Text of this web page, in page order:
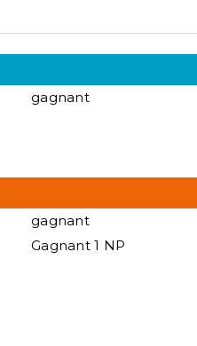
gagnant
gagnant
Gagnant 1 NP